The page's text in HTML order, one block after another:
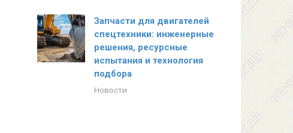
Запчасти для двигателей
спецтехники: инженерные
решения, ресурсные
испытания и технология
подбора
Новости